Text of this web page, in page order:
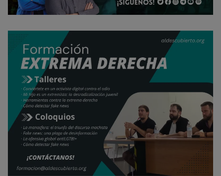
No dar mi información personal
Opciones de cookies Aceptar cookies
Rechazar cookies Política de cookies